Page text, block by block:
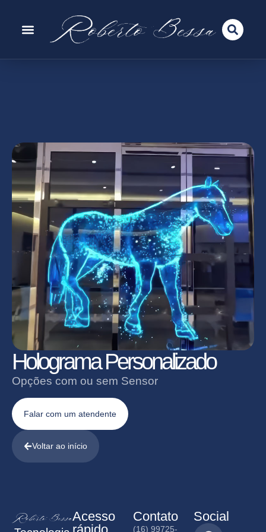
Holograma Personalizado
Opções com ou sem Sensor
Falar com um atendente
Voltar ao início
Acesso
Contato
(16) 99725-
Social